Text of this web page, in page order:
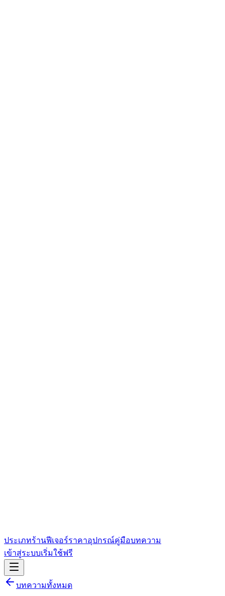
ประเภทร้านฟีเจอร์ราคาอุปกรณ์คู่มือบทความ
เข้าสู่ระบบเริ่มใช้ฟรี
บทความทั้งหมด